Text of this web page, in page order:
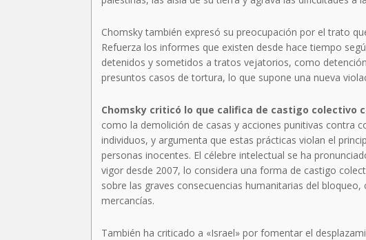
Chomsky también expresó su preocupación por el trato
Refuerza los informes que existen desde hace tiempo
detenidos y sometidos a tratos vejatorios, como
presuntos casos de tortura, lo que supone una nueva
Chomsky criticó lo que califica de castigo colectivo
como la demolición de casas y acciones punitivas contra
individuos, y argumenta que estas prácticas violan el
personas inocentes. El célebre intelectual se ha
vigor desde 2007, lo considera una forma de castigo
sobre las graves consecuencias humanitarias del
mercancías.
También ha criticado a «Israel» por fomentar el